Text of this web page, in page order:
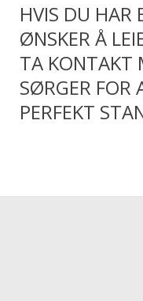
HVIS DU HAR
ØNSKER Å
TA KONTAKT
SØRGER FOR
PERFEKT